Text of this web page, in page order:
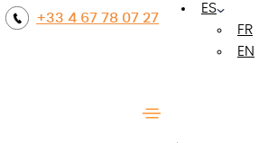
+33 4 67 78 07 27
ES
FR
EN
Reserva tu estancia